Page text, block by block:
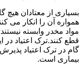
بسیاری از معتادان هیچ
همواره آن را انکار می
مواد مخدر وابسته
قطع کنند.ترک اعتیاد در
گام در ترک اعتیاد
بیماری است.